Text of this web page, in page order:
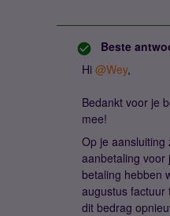
Beste
Hi ​ @Wey,
Bedankt voor je
mee!
Op je aansluiting
aanbetaling voor
betaling hebben
augustus factuur
dit bedrag